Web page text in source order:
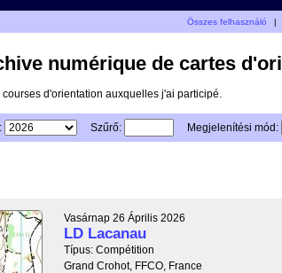
Összes felhasználó |
numérique de cartes
d'orientation auxquelles j'ai participé.
Szűrő: Megjelenítési mód:
Vasárnap 26 Április 2026
LD Lacanau
Típus: Compétition
Grand Crohot, FFCO, France